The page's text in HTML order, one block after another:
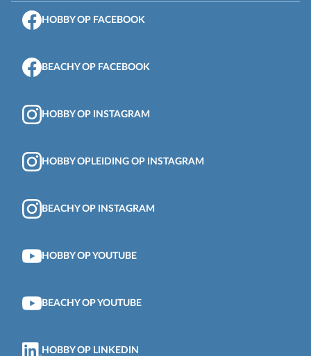
HOBBY OP FACEBOOK
BEACHY OP FACEBOOK
HOBBY OP INSTAGRAM
HOBBY OPLEIDING OP INSTAGRAM
BEACHY OP INSTAGRAM
HOBBY OP YOUTUBE
BEACHY OP YOUTUBE
HOBBY OP LINKEDIN